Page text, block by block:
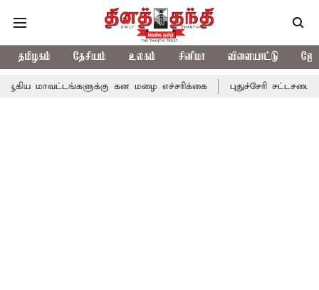
தமிழகம் தேசியம் உலகம் சினிமா விளையாட்டு
கன மழை எச்சரிக்கை புதுச்சேரி சட்டசபையில் வரும்